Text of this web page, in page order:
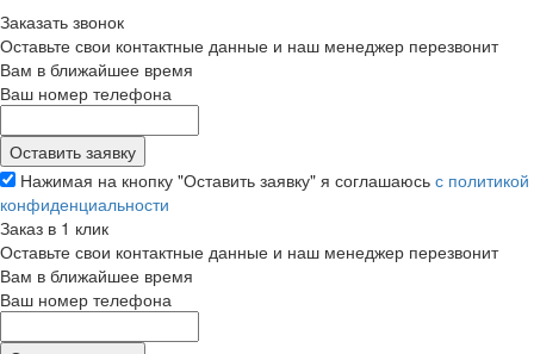
Заказать звонок
Оставьте свои контактные данные и наш менеджер перезвонит
Вам в ближайшее время
Ваш номер телефона
Нажимая на кнопку "Оставить заявку" я соглашаюсь с политикой
конфиденциальности
Заказ в 1 клик
Оставьте свои контактные данные и наш менеджер перезвонит
Вам в ближайшее время
Ваш номер телефона